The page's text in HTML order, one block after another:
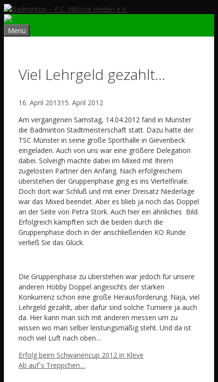
Zum
Inhalt
springen
Menü
Viel Lehrgeld gezahlt…
16. April 201315. April 2012
Am vergangenen Samstag, 14.04.2012 fand in Münster
die Badminton Stadtmeisterschaft statt. Dazu hatte der
TSC Münster in seine große Sporthalle in Gievenbeck
eingeladen. Auch von uns war eine größere Delegation
dabei. Solveigh machte dabei im Mixed mit Ihrem
zugelosten Partner den Anfang. Nach erfolgreichem
überstehen der Gruppenphase ging es ins Viertelfinale.
Doch dort war Schluß und mit einer Dreisatz Niederlage
war das Mixed beendet. Aber es blieb ja noch das Doppel
an der Seite von Petra Stork. Auch hier ein ähnliches Bild.
Erfolgreich kämpften sich die beiden durch die
Gruppenphase doch in der anschließenden KO Runde
verließ Sie das Glück.
Die Gruppenphase zu überstehen war jedoch für unsere
anderen Hobby Doppel angesichts der starken
Konkurrenz schon eine große Herausforderung. Naja, viel
Lehrgeld gezahlt, aber dafür sind solche Turniere ja auch
da. Hier kann man sich mit anderen messen um zu
wissen wo man selber leistungsmäßig steht. Und da ist
noch viel Luft nach oben…
Erfolg beim Schwanencup 2012 in Kleve
Ab auf`s Treppchen…